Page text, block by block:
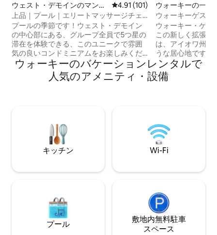
ウェスト・デモインのマンシ
ョン・アパート
レビュー101件、5つ星中4.91つ
4.91 (101)
上品｜プール｜エリートマッサージチェ
ア｜ジョーダン・クリーク
プールの季節です！ウェスト・デモイン
の中心部にある、グループ全員で5つ星の
滞在を体験できる、このユニークで雰囲
気の良いコンドミニアムをお楽しみくだ
さい！ ジョーダン・クリーク・パークウ
ェイなどから5分未満のウェスト・デモイ
ンにあり、専用のリラックスルームには
パートの2階にあり、約15段の階段を上り
ます。エレベーターはありません。ドア
まで10段ほどの階段のある独立したガレ
ージがあります！
ウォーキーの一軒
ウォーキーゲスト
トアーズ・シティ
ウォーキー・ゲス
この新しく拡張さ
は、アイオワ州中
うな居心地です
場所にある私たち
インのジョーダン
で10分、デモイン
スをご利用いただ
とリビングルーム
用意しております
ウォーキーのバケーションレンタルで
人気のアメニティ・設備
キッチン Wi-Fi
プール
敷地内無料駐⁠車
ス⁠ペ⁠ー⁠ス